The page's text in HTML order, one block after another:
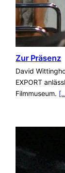
Zur Präsenz
David
EXPORT
Filmmuseum.